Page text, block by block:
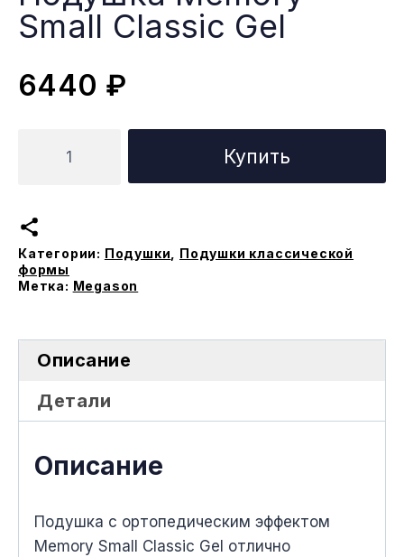
Small Classic Gel
6440 ₽
товара
Small
Classic
Gel
Купить
Категории: Подушки
Подушки классической
формы
Метка: Megason
Описание
Детали
Описание
Подушка с ортопедическим эффектом
Memory Small Classic Gel отлично